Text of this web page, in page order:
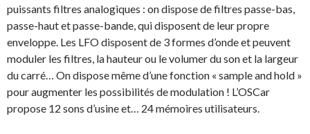
puissants filtres analogiques : on dispose de filtres passe-bas,
passe-haut et passe-bande, qui disposent de leur propre
enveloppe. Les LFO disposent de 3 formes d’onde et peuvent
moduler les filtres, la hauteur ou le volumer du son et la largeur
du carré… On dispose même d’une fonction « sample and hold »
pour augmenter les possibilités de modulation ! L’OSCar
propose 12 sons d’usine et… 24 mémoires utilisateurs.